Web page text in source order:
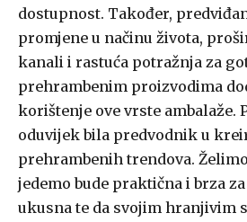
dostupnost. Također,
promjene u načinu života,
kanali i rastuća potražnja za
prehrambenim proizvodima
korištenje ove vrste ambalaže.
oduvijek bila predvodnik u
prehrambenih trendova.
jedemo bude praktična i brza
ukusna te da svojim hranjivim